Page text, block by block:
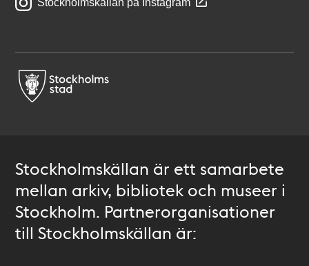
Stockholmskällan på Instagram
Stockholmskällan är ett samarbete
mellan arkiv, bibliotek och museer i
Stockholm. Partnerorganisationer
till Stockholmskällan är: